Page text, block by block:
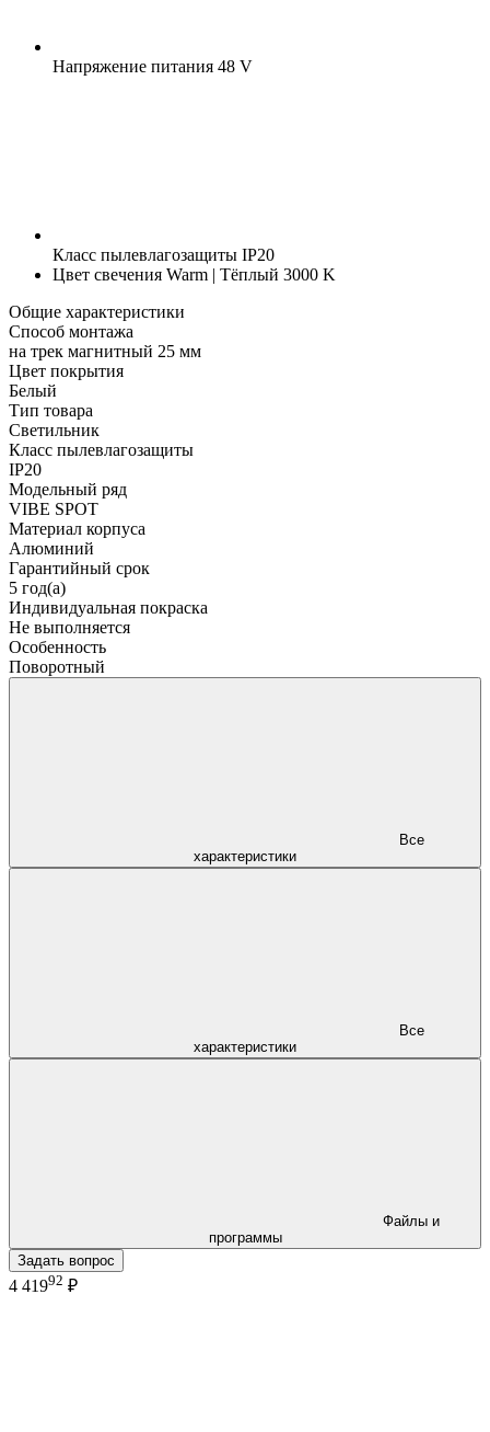
Напряжение питания 48 V
Класс пылевлагозащиты IP20
Цвет свечения Warm | Тёплый 3000 K
Общие характеристики
Способ монтажа
на трек магнитный 25 мм
Цвет покрытия
Белый
Тип товара
Светильник
Класс пылевлагозащиты
IP20
Модельный ряд
VIBE SPOT
Материал корпуса
Алюминий
Гарантийный срок
5 год(а)
Индивидуальная покраска
Не выполняется
Особенность
Поворотный
характеристики
характеристики
программы
Задать вопрос
4 41992 ₽